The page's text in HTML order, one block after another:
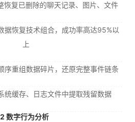
恢复已删除的聊天记录、图片、文件
据恢复技术组合，成功率高达95%以
上
序重组数据碎片，还原完整事件链条
统缓存、日志文件中提取残留数据
数字行为分析